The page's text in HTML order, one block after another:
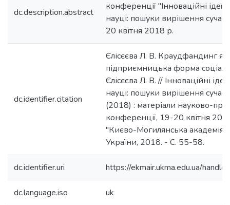
dc.description.abstract
конференції "Інноваційні ідеї
науці: пошуки вирішення
20 квітня 2018 р.
dc.identifier.citation
Єлісєєва Л. В. Краудфандинг як
підприємницька форма
Єлісєєва Л. В. // Інноваційні
науці: пошуки вирішення
(2018) : матеріали науково-
конференції, 19-20 квітня
"Києво-Могилянська
України, 2018. - С. 55-58.
dc.identifier.uri https://ekmair.ukma.edu.ua/
dc.language.iso uk